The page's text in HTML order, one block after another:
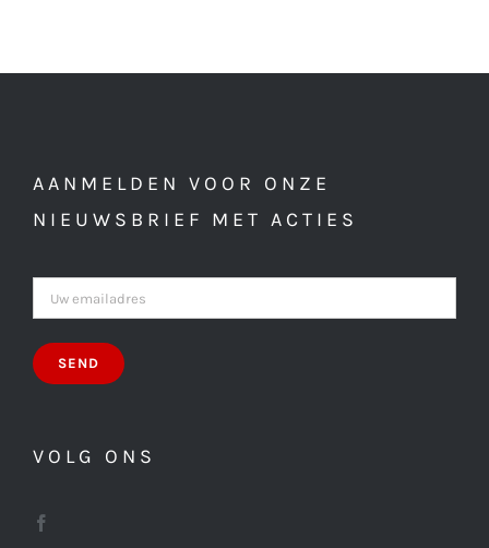
AANMELDEN VOOR ONZE
NIEUWSBRIEF MET ACTIES
VOLG ONS